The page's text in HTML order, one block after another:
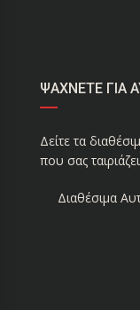
ΨΑΧΝΕΤΕ ΓΙΑ
Δείτε τα
που σας
Διαθέσιμα